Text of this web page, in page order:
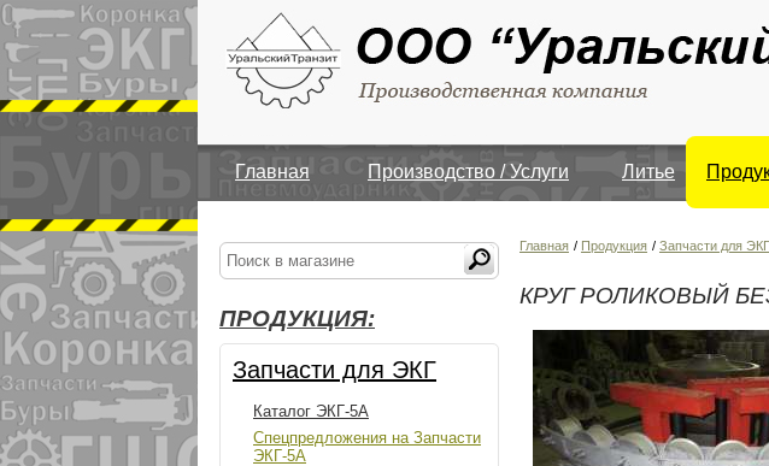
Главная Производство / Услуги Литье
ПРОДУКЦИЯ:
Запчасти для ЭКГ
Каталог ЭКГ-5А
Спецпредложения на Запчасти
ЭКГ-5А
Главная / Продукция / Запчасти для ЭКГ
КРУГ РОЛИКОВЫЙ